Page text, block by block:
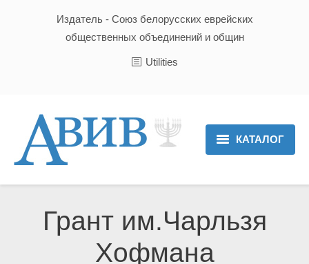
Издатель - Союз белорусских еврейских
общественных объединений и общин
Utilities
КАТАЛОГ
Культура и Традиции
Грант им.Чарльзя
Хофмана